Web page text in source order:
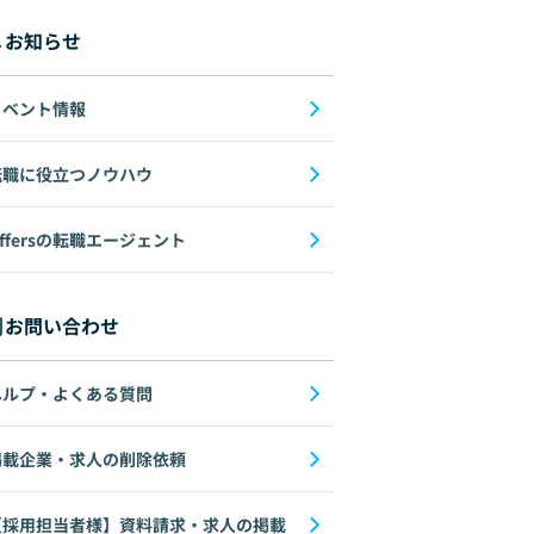
お知らせ
ント情報
に役立つノウハウ
の転職エージェント
お問い合わせ
プ・よくある質問
企業・求人の削除依頼
用担当者様】資料請求・求人の掲載